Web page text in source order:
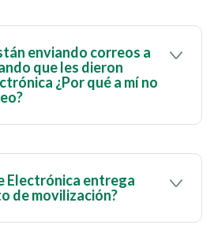
enviando correos a
que les dieron
¿Por qué a mí no
Electrónica entrega
de movilización?